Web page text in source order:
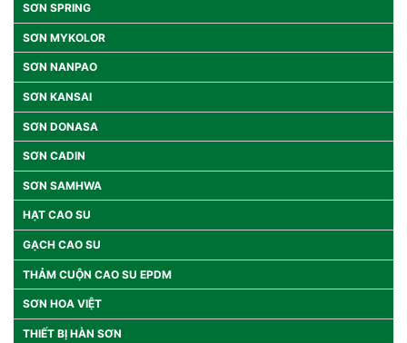
SƠN SPRING
SƠN MYKOLOR
SƠN NANPAO
SƠN KANSAI
SƠN DONASA
SƠN CADIN
SƠN SAMHWA
HẠT CAO SU
GẠCH CAO SU
THẢM CUỘN CAO SU EPDM
SƠN HOA VIỆT
THIẾT BỊ HÀN SƠN